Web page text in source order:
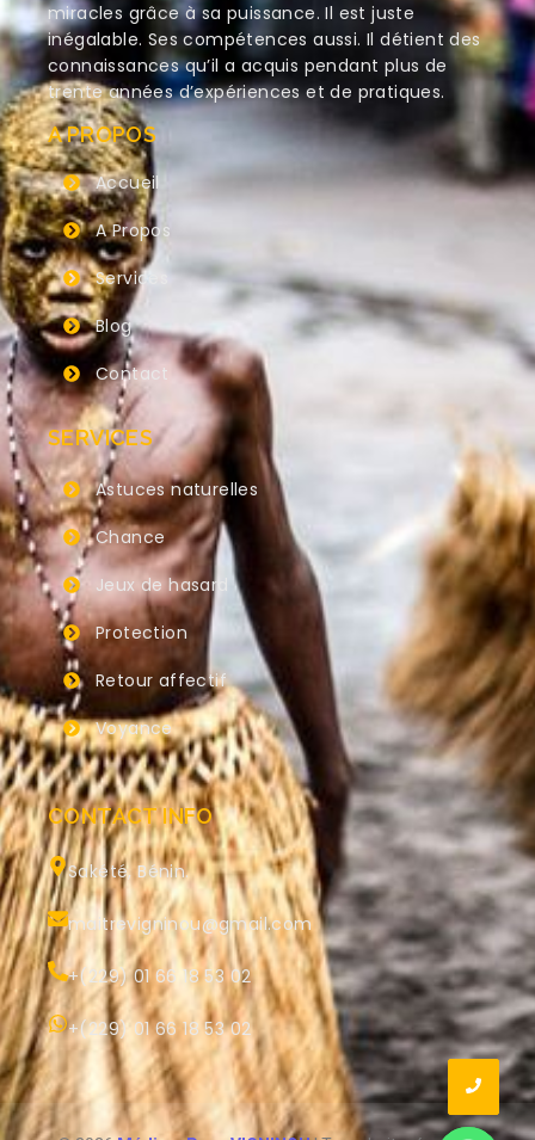
miracles grâce à sa puissance. Il est juste
inégalable. Ses compétences aussi. Il détient des
connaissances qu’il a acquis pendant plus de
trente années d’expériences et de pratiques.
A PROPOS
Accueil
A Propos
Services
Blog
Contact
SERVICES
Astuces naturelles
Chance
Jeux de hasard
Protection
Retour affectif
Voyance
CONTACT INFO
Sakété, Bénin.
maitrevigninou@gmail.com
+(229) 01 66 18 53 02
+(229) 01 66 18 53 02